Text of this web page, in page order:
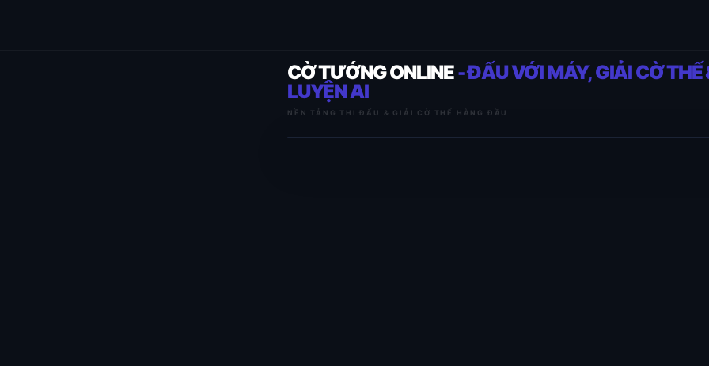
CỜ TƯỚNG ONLINE- ĐẤU VỚI MÁY, GIẢI CỜ THẾ
LUYỆN AI
NỀN TẢNG THI ĐẤU & GIẢI CỜ THẾ HÀNG ĐẦU